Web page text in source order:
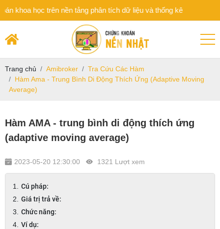
học trên nền tảng phân tích dữ liệu và thống kê
Trang chủ Amibroker
Tra Cứu Các Hàm
Hàm Ama - Trung Bình Di Động Thích Ứng (Adaptive Moving
Average)
Hàm AMA - trung bình di động thích ứng
(adaptive moving average)
2023-05-20 12:30:00 1321 Lượt xem
Cú pháp:
Giá trị trả về:
Chức năng:
Ví dụ: